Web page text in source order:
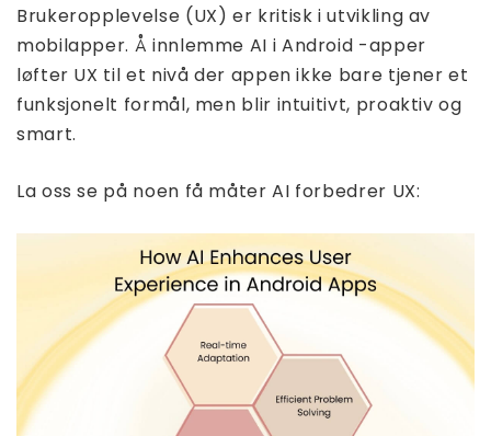
Brukeropplevelse (UX) er kritisk i utvikling av
mobilapper. Å innlemme AI i Android -apper
løfter UX til et nivå der appen ikke bare tjener et
funksjonelt formål, men blir intuitivt, proaktiv og
smart.
La oss se på noen få måter AI forbedrer UX: